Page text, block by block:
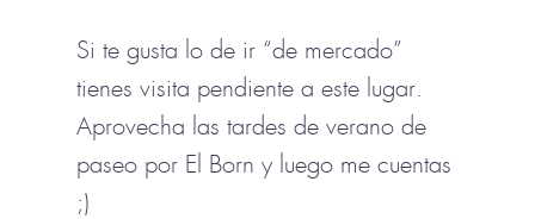
Si te gusta lo de ir “de mercado”
tienes visita pendiente a este lugar.
Aprovecha las tardes de verano de
paseo por El Born y luego me cuentas
;)